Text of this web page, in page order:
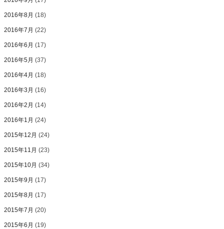
2016年8月 (18)
2016年7月 (22)
2016年6月 (17)
2016年5月 (37)
2016年4月 (18)
2016年3月 (16)
2016年2月 (14)
2016年1月 (24)
2015年12月 (24)
2015年11月 (23)
2015年10月 (34)
2015年9月 (17)
2015年8月 (17)
2015年7月 (20)
2015年6月 (19)